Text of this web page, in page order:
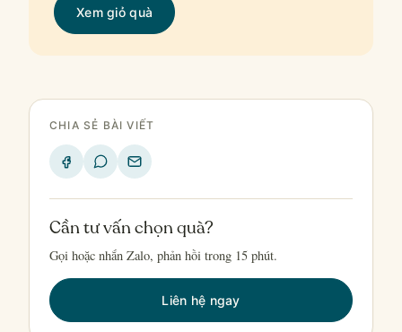
Xem giỏ quà
CHIA SẺ BÀI VIẾT
Cần tư vấn chọn quà?
Gọi hoặc nhắn Zalo, phản hồi trong 15 phút.
Liên hệ ngay